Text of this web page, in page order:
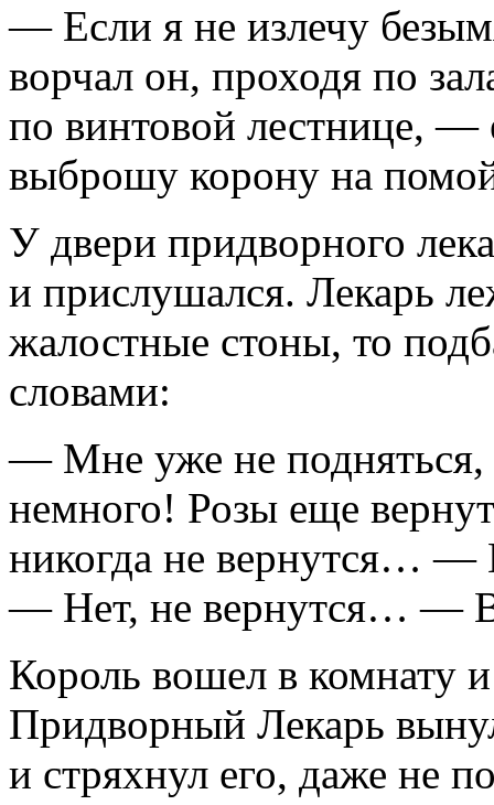
— Если я не излечу
ворчал он, проходя по
по винтовой лестнице, —
выброшу корону на
У двери придворного
и прислушался. Лекарь
жалостные стоны, то
словами:
— Мне уже не
немного! Розы еще
никогда не вернутся… —
— Нет, не вернутся… —
Король вошел в комнату
Придворный Лекарь
и стряхнул его, даже не